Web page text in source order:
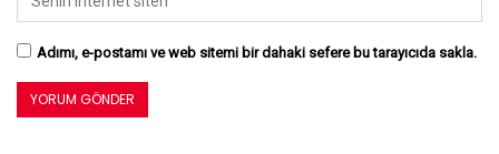
Adımı, e-postamı ve web sitemi bir dahaki sefere bu tarayıcıda sakla.